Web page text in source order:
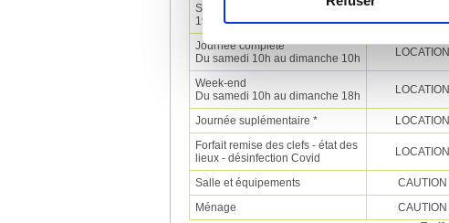
Samedi ou dimanche de 10h à
19h
Journée complète
Du samedi 10h au dimanche 10h
LOCATION
Week-end
Du samedi 10h au dimanche 18h
LOCATION
Journée suplémentaire * LOCATION
Forfait remise des clefs - état des
lieux - désinfection Covid
LOCATION
Salle et équipements CAUTION
Ménage
CAUTION